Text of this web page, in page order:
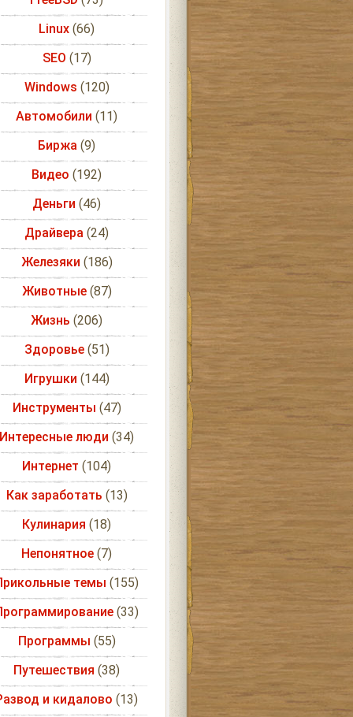
Linux (66)
SEO (17)
Windows (120)
Автомобили (11)
Биржа (9)
Видео (192)
Деньги (46)
Драйвера (24)
Железяки (186)
Животные(87)
Жизнь (206)
Здоровье(51)
Игрушки (144)
Инструменты (47)
Интересные люди (34)
Интернет (104)
Как заработать (13)
Кулинария (18)
Непонятное (7)
темы (155)
(33)
Программы (55)
Путешествия (38)
и кидалово (13)